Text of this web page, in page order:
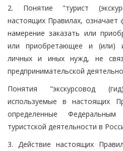
2. Понятие "турист
настоящих Правилах,
намерение заказать или
или приобретающее и (или)
личных и иных нужд, не
предпринимательской
Понятия "экскурсовод
используемые в настоящих
определенные
туристской деятельности в
3. Действие настоящих